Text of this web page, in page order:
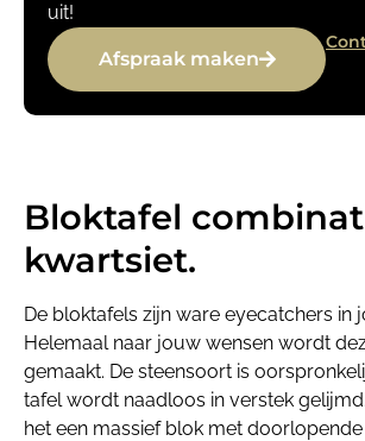
uit!
Afspraak maken
Bloktafel
kwartsiet.
De bloktafels zijn ware eyecatchers in
Helemaal naar jouw wensen wordt
gemaakt. De steensoort is
tafel wordt naadloos in verstek
het een massief blok met doorlopende